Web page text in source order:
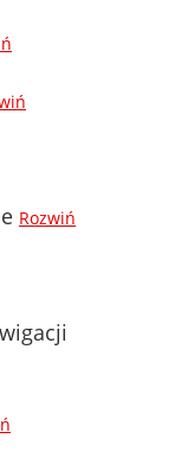
Rozwiń